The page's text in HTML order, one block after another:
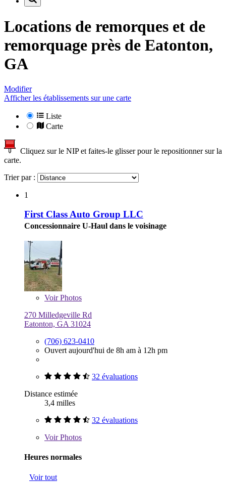
Locations de remorques et de
remorquage près de Eatonton,
GA
Modifier
Afficher les établissements sur une carte
Liste
Carte
Cliquez sur le NIP et faites-le glisser pour le repositionner sur la
carte.
Trier par :
1
First Class Auto Group LLC
Concessionnaire U-Haul dans le voisinage
VoirPhotos
270 Milledgeville Rd
Eatonton, GA 31024
(706) 623-0410
Ouvert aujourd'hui de 8h am à 12h pm
32 évaluations
Distance estimée
3,4 milles
32 évaluations
VoirPhotos
Heures normales
Voir tout